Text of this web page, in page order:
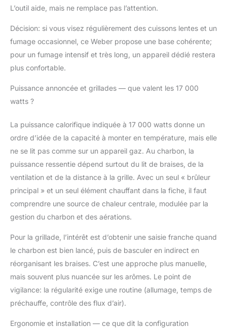
L’outil aide, mais ne remplace pas l’attention.
Décision: si vous visez régulièrement des cuissons lentes et un
fumage occasionnel, ce Weber propose une base cohérente;
pour un fumage intensif et très long, un appareil dédié restera
plus confortable.
Puissance annoncée et grillades — que valent les 17 000
watts ?
La puissance calorifique indiquée à 17 000 watts donne un
ordre d’idée de la capacité à monter en température, mais elle
ne se lit pas comme sur un appareil gaz. Au charbon, la
puissance ressentie dépend surtout du lit de braises, de la
ventilation et de la distance à la grille. Avec un seul « brûleur
principal » et un seul élément chauffant dans la fiche, il faut
comprendre une source de chaleur centrale, modulée par la
gestion du charbon et des aérations.
Pour la grillade, l’intérêt est d’obtenir une saisie franche quand
le charbon est bien lancé, puis de basculer en indirect en
réorganisant les braises. C’est une approche plus manuelle,
mais souvent plus nuancée sur les arômes. Le point de
vigilance: la régularité exige une routine (allumage, temps de
préchauffe, contrôle des flux d’air).
Ergonomie et installation — ce que dit la configuration